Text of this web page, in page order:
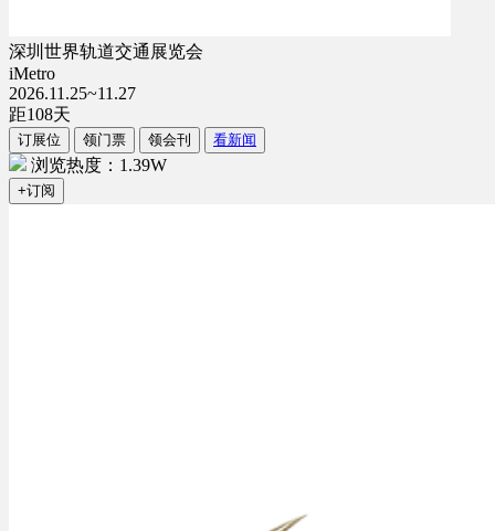
深圳世界轨道交通展览会
iMetro
2026.11.25~11.27
距108天
订展位 领门票 领会刊 看新闻
浏览热度：1.39W
+订阅